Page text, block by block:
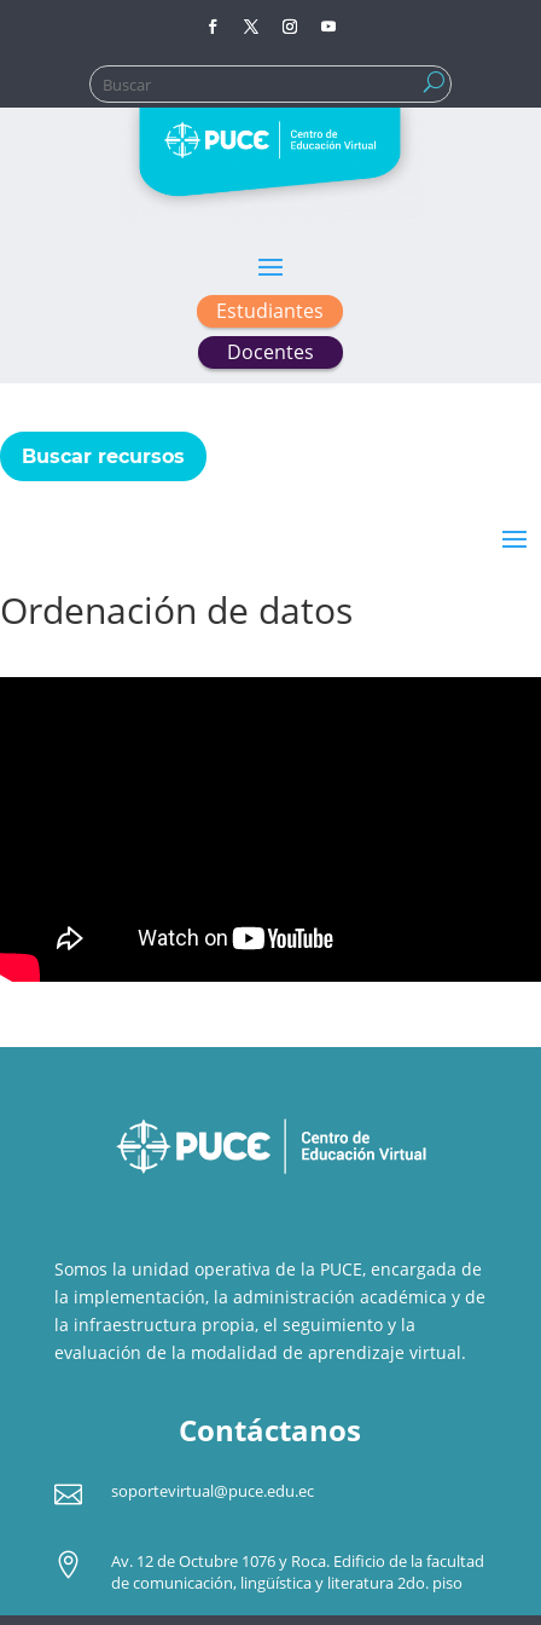
Buscar:
Estudiantes
Docentes
Buscar recursos
Ordenación de datos
Somos la unidad operativa de la PUCE, encargada de
la implementación, la administración académica y de
la infraestructura propia, el seguimiento y la
evaluación de la modalidad de aprendizaje virtual.
Contáctanos
 soportevirtual@puce.edu.ec

Av. 12 de Octubre 1076 y Roca. Edificio de la facultad
de comunicación, lingüística y literatura 2do. piso